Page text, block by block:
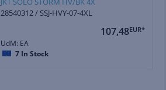
28540312 / SSJ-HVY-07-4XL
107,48EUR*
UdM: EA
7 In Stock